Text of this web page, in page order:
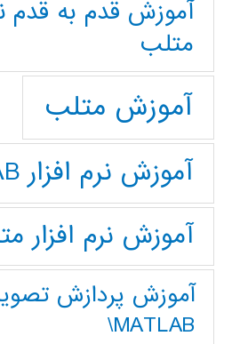
آموزش قدم به قدم
متلب
آموزش متلب
آموزش نرم افزار MATLAB
آموزش نرم افزار
آموزش پردازش
MATLAB\